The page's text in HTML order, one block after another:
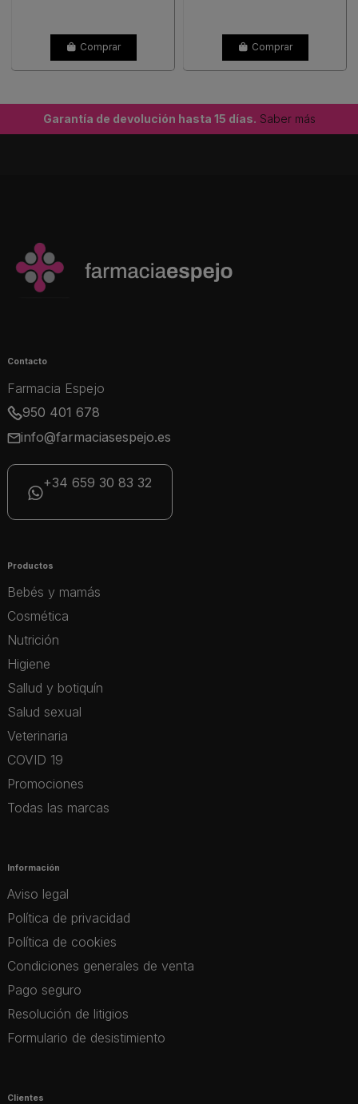
Comprar Comprar
Garantía de devolución hasta 15 días. Saber más
Contacto
Farmacia Espejo
950 401 678
info@farmaciasespejo.es
+34 659 30 83 32
Productos
Bebés y mamás
Cosmética
Nutrición
Higiene
Sallud y botiquín
Salud sexual
Veterinaria
COVID 19
Promociones
Todas las marcas
Información
Aviso legal
Política de privacidad
Política de cookies
Condiciones generales de venta
Pago seguro
Resolución de litigios
Formulario de desistimiento
Clientes